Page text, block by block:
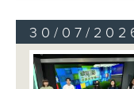
30/07/